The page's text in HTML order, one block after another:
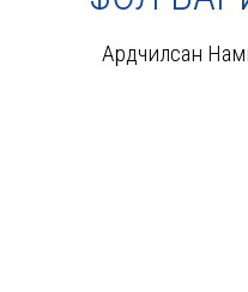
Ардчилсан